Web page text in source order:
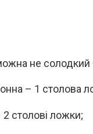
не солодкий
– 1 столова
столові ложки;